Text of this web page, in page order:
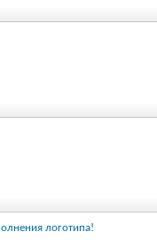
логотипа!